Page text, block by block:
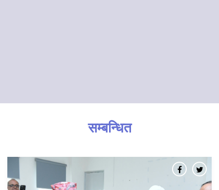
सम्बन्धित